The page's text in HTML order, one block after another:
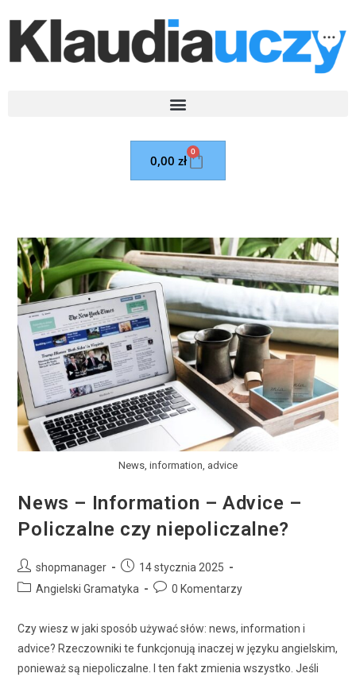
0,00 zł
0
News, information, advice
News – Information – Advice –
Policzalne czy niepoliczalne?
shopmanager
14 stycznia 2025
Angielski Gramatyka
0 Komentarzy
Czy wiesz w jaki sposób używać słów: news, information i
advice? Rzeczowniki te funkcjonują inaczej w języku angielskim,
ponieważ są niepoliczalne. I ten fakt zmienia wszystko. Jeśli